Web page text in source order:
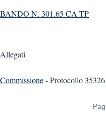
BANDO N. 301.65 CA TP
Allegati
Commissione- Protocollo